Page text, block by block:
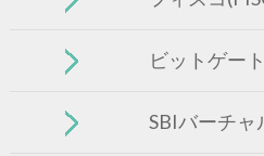
ビットゲー
SBIバーチ